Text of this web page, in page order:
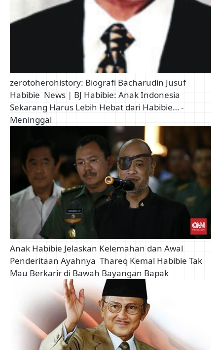
zerotoherohistory: Biografi Bacharudin Jusuf
Habibie News | BJ Habibie: Anak Indonesia
Sekarang Harus Lebih Hebat dari Habibie… -
Meninggal
Anak Habibie Jelaskan Kelemahan dan Awal
Penderitaan Ayahnya Thareq Kemal Habibie Tak
Mau Berkarir di Bawah Bayangan Bapak